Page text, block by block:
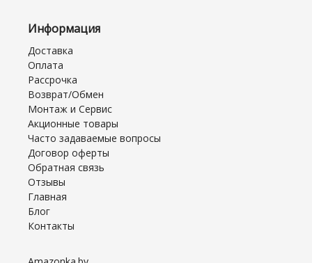
Информация
Доставка
Оплата
Рассрочка
Возврат/Обмен
Монтаж и Сервис
Акционные товары
Часто задаваемые вопросы
Договор оферты
Обратная связь
Отзывы
Главная
Блог
Контакты